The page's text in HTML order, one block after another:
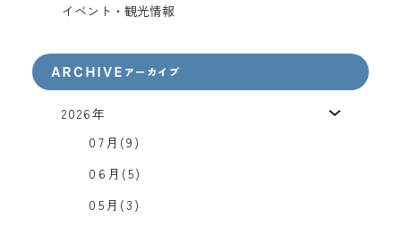
イベント・観光情報
ARCHIVE アーカイブ
2026年
07月(9)
06月(5)
05月(3)